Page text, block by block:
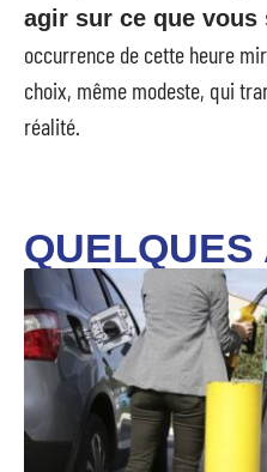
agir sur ce que vous
occurrence de cette heure
choix, même modeste, qui
réalité.
QUELQUES